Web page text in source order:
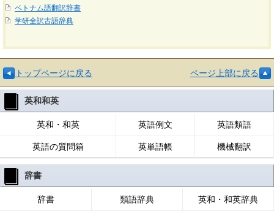
ベトナム語翻訳辞書
学研全訳古語辞典
トップページに戻る ページ上部に戻る
英和和英
英和・和英 英語例文 英語類語
英語の質問箱 英単語帳 機械翻訳
辞書
辞書 類語辞典 英和・和英辞典